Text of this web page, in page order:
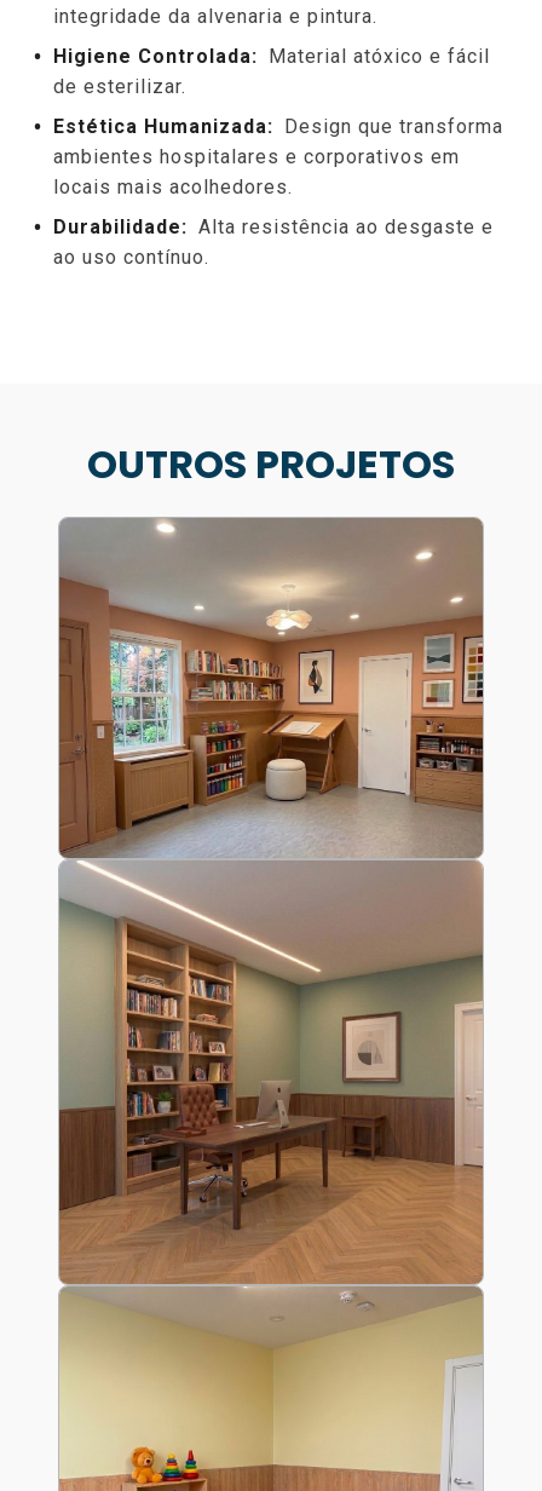
integridade da alvenaria e pintura.
Higiene Controlada:
Material atóxico e fácil
de esterilizar.
Estética Humanizada:
Design que transforma
ambientes hospitalares e corporativos em
locais mais acolhedores.
Durabilidade: Alta resistência ao desgaste e
ao uso contínuo.
OUTROS PROJETOS